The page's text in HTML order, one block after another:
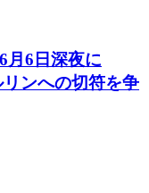
月6日深夜に
ンへの切符を争